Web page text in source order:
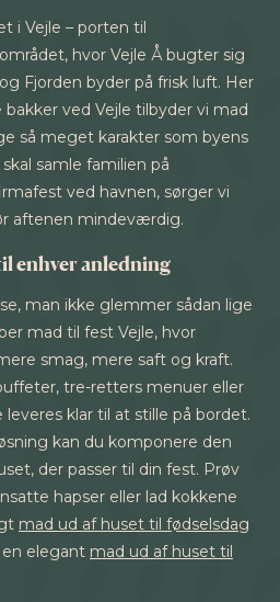
i Vejle – porten til
hvor Vejle Å bugter sig
Fjorden byder på frisk luft. Her
ved Vejle tilbyder vi mad
så meget karakter som byens
samle familien på
ved havnen, sørger vi
aftenen mindeværdig.
enhver anledning
man ikke glemmer sådan lige
mad til fest Vejle, hvor
smag, mere saft og kraft.
tre-retters menuer eller
klar til at stille på bordet.
kan du komponere den
der passer til din fest. Prøv
hapser eller lad kokkene
mad ud af huset til fødselsdag
elegant mad ud af huset til